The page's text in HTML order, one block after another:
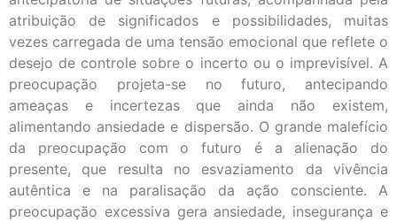
atribuição de significados e possibilidades, muitas
vezes carregada de uma tensão emocional que reflete o
desejo de controle sobre o incerto ou o imprevisível. A
preocupação projeta-se no futuro, antecipando
ameaças e incertezas que ainda não existem,
alimentando ansiedade e dispersão. O grande malefício
da preocupação com o futuro é a alienação do
presente, que resulta no esvaziamento da vivência
autêntica e na paralisação da ação consciente. A
preocupação excessiva gera ansiedade, insegurança e